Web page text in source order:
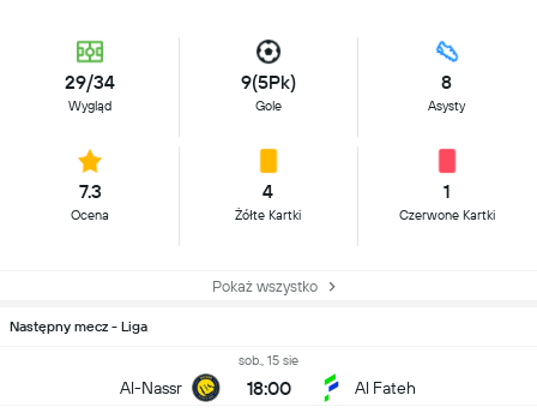
29/34
Wygląd
9(5Pk)
Gole
8
Asysty
7.3
Ocena
4
Żółte Kartki
1
Czerwone Kartki
Pokaż wszystko
Następny mecz - Liga
Al-Nassr
sob., 15 sie
18:00 Al Fateh